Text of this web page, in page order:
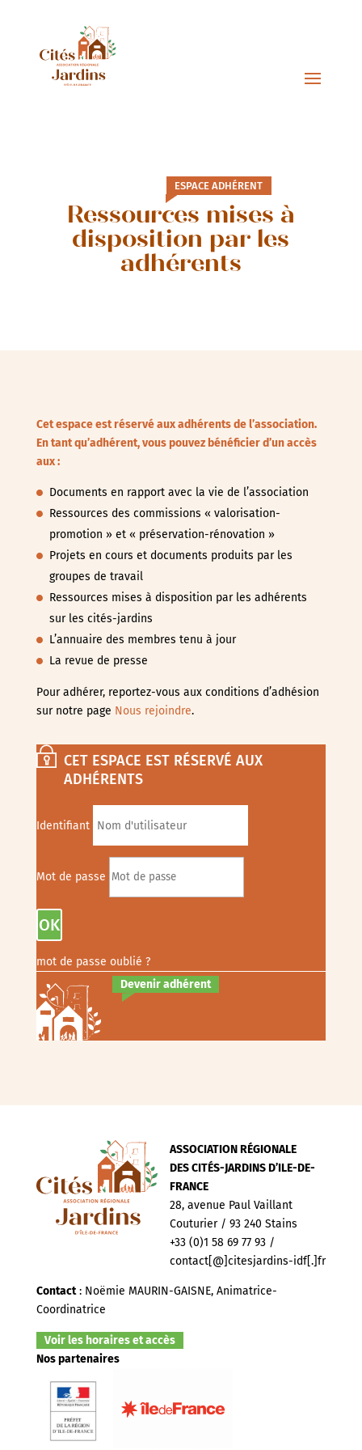
ESPACE ADHÉRENT
Ressources mises à
disposition par les
adhérents
Cet espace est réservé aux adhérents de l’association.
En tant qu’adhérent, vous pouvez bénéficier d’un accès
aux :
Documents en rapport avec la vie de l’association
Ressources des commissions « valorisation-
promotion » et « préservation-rénovation »
Projets en cours et documents produits par les
groupes de travail
Ressources mises à disposition par les adhérents
sur les cités-jardins
L’annuaire des membres tenu à jour
La revue de presse
Pour adhérer, reportez-vous aux conditions d’adhésion
sur notre page Nous rejoindre.
CET ESPACE EST RÉSERVÉ AUX
ADHÉRENTS
Identifiant
Mot de passe
OK
mot de passe oublié ?
Devenir adhérent
ASSOCIATION RÉGIONALE
DES CITÉS-JARDINS D’ILE-DE-
FRANCE
28, avenue Paul Vaillant
Couturier / 93 240 Stains
+33 (0)1 58 69 77 93 /
contact[@]citesjardins-idf[.]fr
Contact: Noëmie MAURIN-GAISNE, Animatrice-
Coordinatrice
Voir les horaires et accès
Nos partenaires